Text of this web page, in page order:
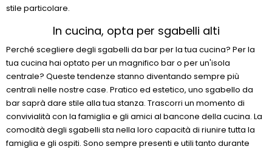
stile particolare.
In cucina, opta per sgabelli alti
Perché scegliere degli sgabelli da bar per la tua cucina? Per la
tua cucina hai optato per un magnifico bar o per un'isola
centrale? Queste tendenze stanno diventando sempre più
centrali nelle nostre case. Pratico ed estetico, uno sgabello da
bar saprà dare stile alla tua stanza. Trascorri un momento di
convivialità con la famiglia e gli amici al bancone della cucina. La
comodità degli sgabelli sta nella loro capacità di riunire tutta la
famiglia e gli ospiti. Sono sempre presenti e utili tanto durante